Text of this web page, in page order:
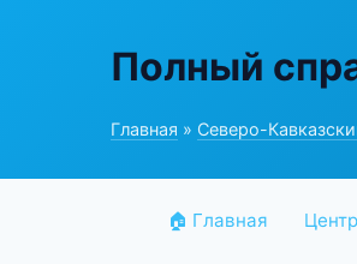
Полный
Главная » Северо-
🏠 Главная